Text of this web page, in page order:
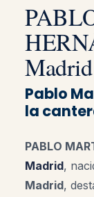
Madrid
Pablo
la
PABLO
Madrid,
Madrid,